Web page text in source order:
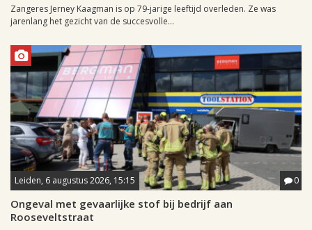
Zangeres Jerney Kaagman is op 79-jarige leeftijd overleden. Ze was
jarenlang het gezicht van de succesvolle...
Leiden, 6 augustus 2026, 15:15 0
Ongeval met gevaarlijke stof bij bedrijf aan
Rooseveltstraat